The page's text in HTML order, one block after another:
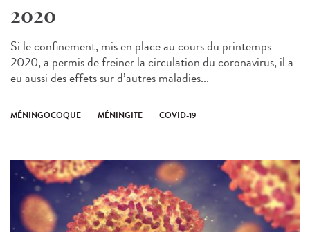
2020
Si le confinement, mis en place au cours du printemps
2020, a permis de freiner la circulation du coronavirus, il a
eu aussi des effets sur d’autres maladies...
MÉNINGOCOQUE MÉNINGITE COVID-19